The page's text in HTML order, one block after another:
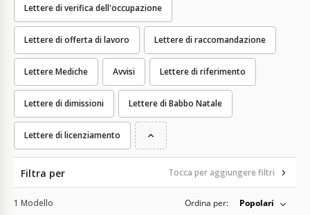
Lettere di verifica dell'occupazione
Lettere di offerta di lavoro Lettere di raccomandazione
Lettere Mediche Avvisi Lettere di riferimento
Lettere di dimissioni Lettere di Babbo Natale
Lettere di licenziamento
Filtra per Tocca per aggiungere filtri
1 Modello Ordina per: Popolari